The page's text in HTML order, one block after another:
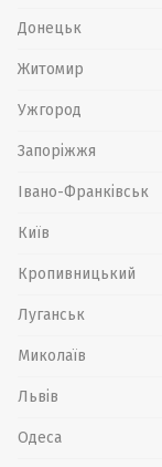
Донецьк
Житомир
Ужгород
Запоріжжя
Івано-Франківськ
Київ
Кропивницький
Луганськ
Миколаїв
Львів
Одеса